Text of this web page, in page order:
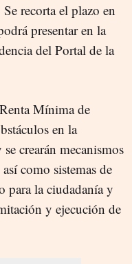
Se recorta el plazo en
presentar en la
del Portal de la
Mínima de
en la
crearán mecanismos
como sistemas de
para la ciudadanía y
y ejecución de